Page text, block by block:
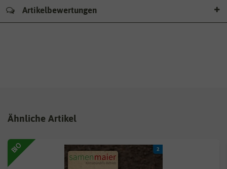
Artikelbewertungen
Ähnliche Artikel
BIO